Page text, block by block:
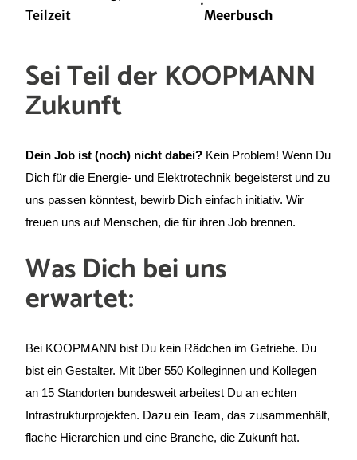
Teilzeit
·
Meerbusch
Sei Teil der KOOPMANN
Zukunft
Dein Job ist (noch) nicht dabei? Kein Problem! Wenn Du
Dich für die Energie- und Elektrotechnik begeisterst und zu
uns passen könntest, bewirb Dich einfach initiativ. Wir
freuen uns auf Menschen, die für ihren Job brennen.
Was Dich bei uns
erwartet:
Bei KOOPMANN bist Du kein Rädchen im Getriebe. Du
bist ein Gestalter. Mit über 550 Kolleginnen und Kollegen
an 15 Standorten bundesweit arbeitest Du an echten
Infrastrukturprojekten. Dazu ein Team, das zusammenhält,
flache Hierarchien und eine Branche, die Zukunft hat.